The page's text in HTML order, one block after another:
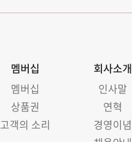
멤버십
멤버십
상품권
고객의 소리
회사소개
인사말
연혁
경영이념